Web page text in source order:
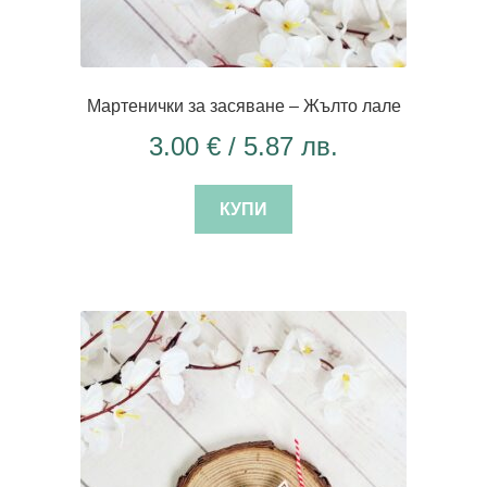
Мартенички за засяване – Жълто лале
3.00 € / 5.87 лв.
КУПИ